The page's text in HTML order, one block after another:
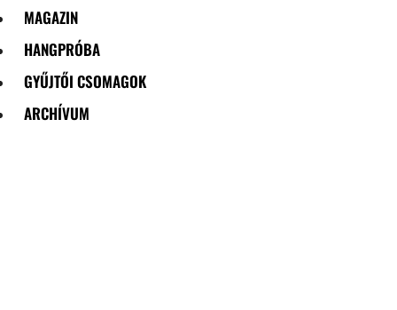
MAGAZIN
HANGPRÓBA
GYŰJTŐI CSOMAGOK
ARCHÍVUM